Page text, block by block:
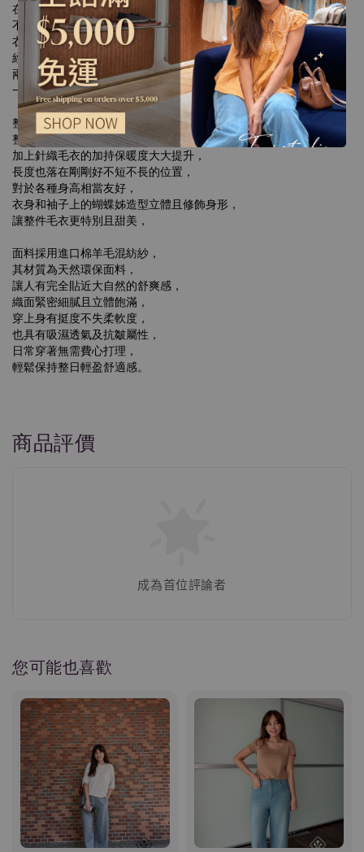
在衣身與袖型的設計都是有一定空間的，
不必擔心內層搭配其他衣物會顯得拘束，
衣身與袖子上立體的蝴蝶結設計可以凸顯立體感，
經典圓領設計的領口可以修飾臉型，
兩色更採用秋冬穿搭率極高的奶油白及深海藍，
一深一淺更好搭配其他單品，
整體穿起來很有慵懶的氛圍，
整個人不會顯得很臃腫，
加上針織毛衣的加持保暖度大大提升，
長度也落在剛剛好不短不長的位置，
對於各種身高相當友好，
衣身和袖子上的蝴蝶姊造型立體且修飾身形，
讓整件毛衣更特別且甜美，
面料採用進口棉羊毛混紡紗，
其材質為天然環保面料，
讓人有完全貼近大自然的舒爽感，
織面緊密細膩且立體飽滿，
穿上身有挺度不失柔軟度，
也具有吸濕透氣及抗皺屬性，
日常穿著無需費心打理，
輕鬆保持整日輕盈舒適感。
商品評價
成為首位評論者
您可能也喜歡